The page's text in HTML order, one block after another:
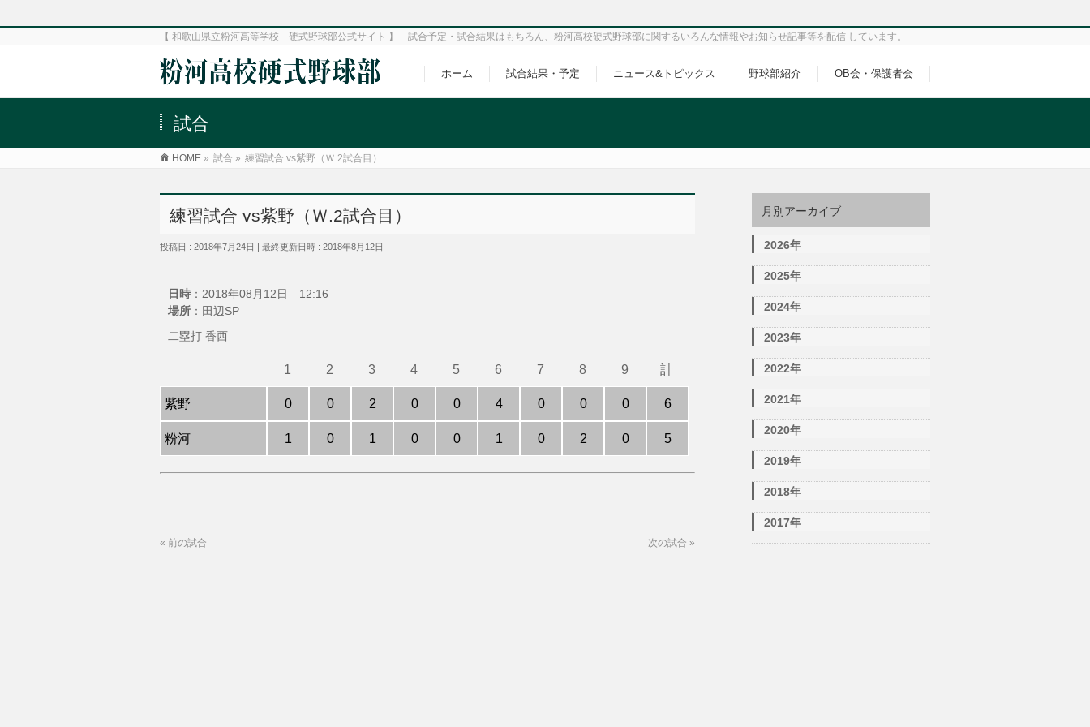
【 和歌山県立粉河高等学校 硬式野球部公式サイト 】 試合予定・試合結果はもちろん、粉河高校硬式野球部に関するいろんな情報やお知らせ記事等を配信 しています。
ホーム 試合結果・予定 ニュース&トピックス 野球部紹介 OB会・保護者会
試合
HOME » 試合 » 練習試合 vs紫野（Ｗ.2試合目）
練習試合 vs紫野（Ｗ.2試合目）
投稿日 : 2018年7月24日 最終更新日時 : 2018年8月12日
日時 ：2018年08月12日 12:16
場所 ：田辺SP
二塁打 香西
紫野
粉河
1
0
1
2
0
0
3
2
1
4
0
0
5
0
0
6
4
1
7
0
0
8
0
2
9
0
0
計
6
5
« 前の試合 次の試合 »
月別アーカイブ
2026年
2025年
2024年
2023年
2022年
2021年
2020年
2019年
2018年
2017年